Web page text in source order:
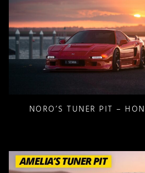
NORO’S TUNER PIT –